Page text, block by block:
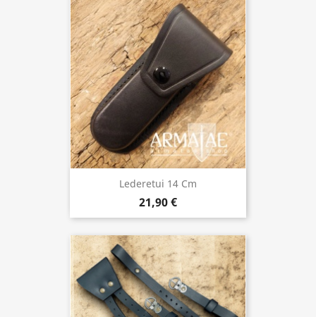
Lederetui 14 Cm
21,90 €